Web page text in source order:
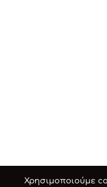
Χρησιμοποιούμε